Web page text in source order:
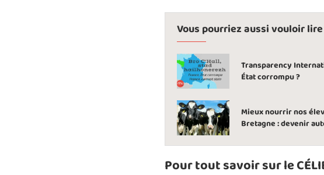
Vous pourriez aussi vouloir
Transparency
État corrompu ?
Mieux nourrir nos
Bretagne : devenir
Pour tout savoir sur le